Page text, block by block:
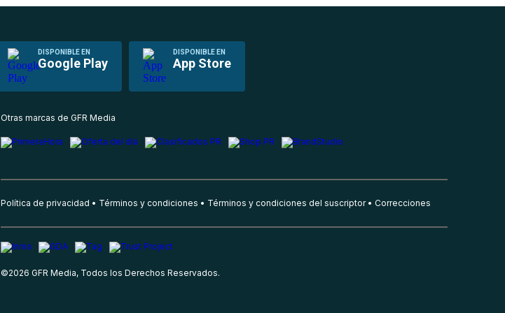
DISPONIBLE EN
Google Play
DISPONIBLE EN
App Store
Otras marcas de GFR Media
Política de privacidad Términos y condiciones Términos y condiciones del suscriptor Correcciones
©2026 GFR Media, Todos los Derechos Reservados.